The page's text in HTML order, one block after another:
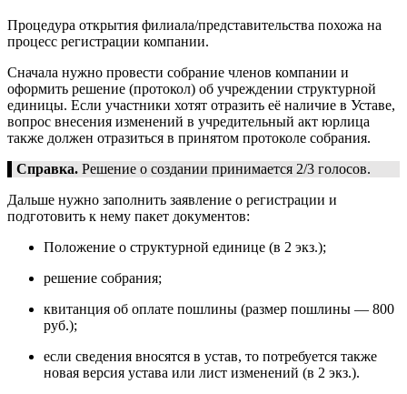
Процедура открытия филиала/представительства похожа на
процесс регистрации компании.
Сначала нужно провести собрание членов компании и
оформить решение (протокол) об учреждении структурной
единицы. Если участники хотят отразить её наличие в Уставе,
вопрос внесения изменений в учредительный акт юрлица
также должен отразиться в принятом протоколе собрания.
Справка. Решение о создании принимается 2/3 голосов.
Дальше нужно заполнить заявление о регистрации и
подготовить к нему пакет документов:
Положение о структурной единице (в 2 экз.);
решение собрания;
квитанция об оплате пошлины (размер пошлины — 800
руб.);
если сведения вносятся в устав, то потребуется также
новая версия устава или лист изменений (в 2 экз.).